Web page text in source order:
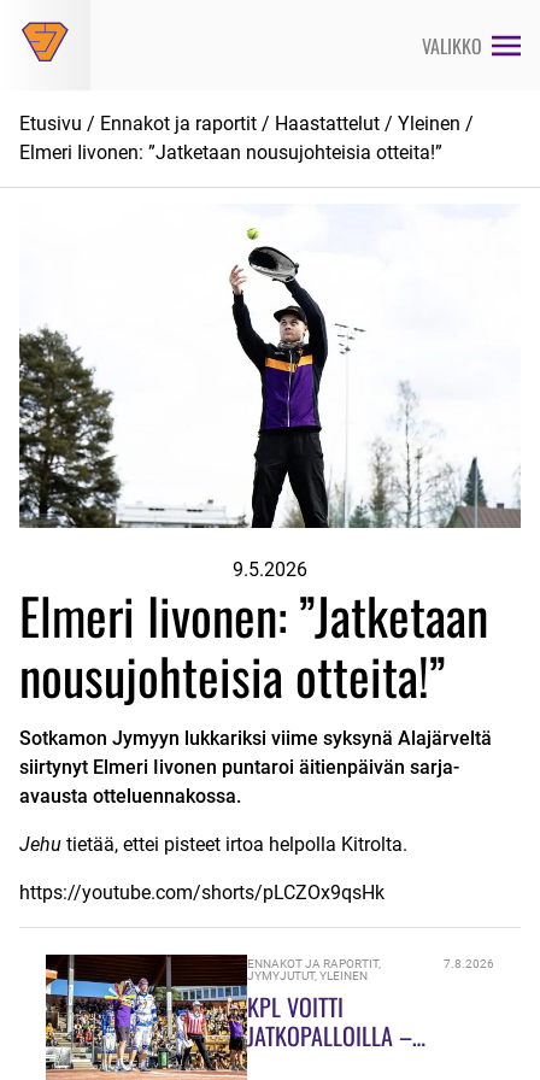
suoraan
VALIKKO
Etusivu / Ennakot ja raportit / Haastattelut / Yleinen /
Elmeri Iivonen: ”Jatketaan nousujohteisia otteita!”
9.5.2026
Elmeri Iivonen: ”Jatketaan
nousujohteisia otteita!”
Sotkamon Jymyyn lukkariksi viime syksynä Alajärveltä
siirtynyt Elmeri Iivonen puntaroi äitienpäivän sarja-
avausta otteluennakossa.
Jehu tietää, ettei pisteet irtoa helpolla Kitrolta.
https://youtube.com/shorts/pLCZOx9qsHk
ENNAKOT JA RAPORTIT,
JYMYJUTUT,YLEINEN
7.8.2026
KPL VOITTI
JATKOPALLOILLA –